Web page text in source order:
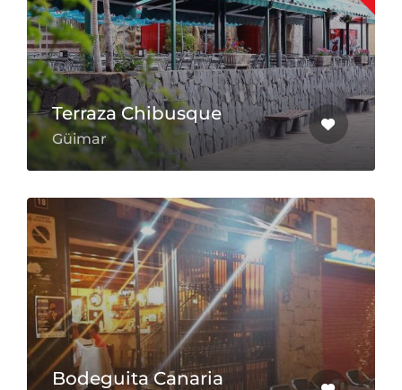
Terraza Chibusque
Güimar
Bodeguita Canaria